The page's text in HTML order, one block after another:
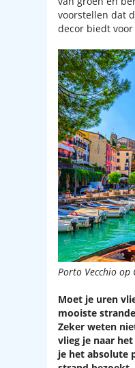
voorstellen dat
decor biedt
Porto Vecchio op
Moet je uren
mooiste
Zeker weten
vlieg je naar
je het absolute